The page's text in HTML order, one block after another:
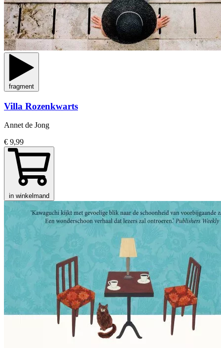
fragment
Villa Rozenkwarts
Annet de Jong
€ 9,99
in winkelmand